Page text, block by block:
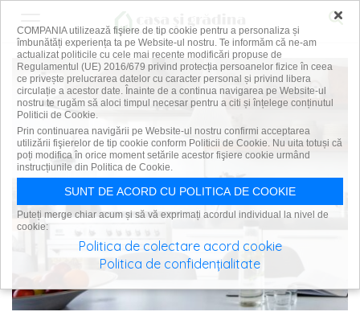
×
COMPANIA utilizează fişiere de tip cookie pentru a personaliza și
îmbunătăți experiența ta pe Website-ul nostru. Te informăm că ne-am
actualizat politicile cu cele mai recente modificări propuse de
Regulamentul (UE) 2016/679 privind protecția persoanelor fizice în ceea
ce privește prelucrarea datelor cu caracter personal și privind libera
circulație a acestor date. Înainte de a continua navigarea pe Website-ul
nostru te rugăm să aloci timpul necesar pentru a citi și înțelege conținutul
Politicii de Cookie.
Prin continuarea navigării pe Website-ul nostru confirmi acceptarea
utilizării fişierelor de tip cookie conform Politicii de Cookie. Nu uita totuși că
poți modifica în orice moment setările acestor fişiere cookie urmând
instrucțiunile din Politica de Cookie.
SUNT DE ACORD CU POLITICA DE COOKIE
Puteți merge chiar acum și să vă exprimați acordul individual la nivel de
cookie:
Politica de colectare acord cookie
Politica de confidențialitate